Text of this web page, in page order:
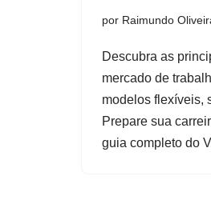
por Raimundo
Descubra as
mercado de
modelos flexíveis,
Prepare sua
guia completo do